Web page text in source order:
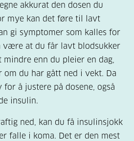
akkurat den dosen du
mye kan det føre til lavt
gi symptomer som kalles for
være at du får lavt blodsukker
mindre enn du pleier en dag,
du har gått ned i vekt. Da
å justere på dosene, også
insulin.
ned, kan du få insulinsjokk
falle i koma. Det er den mest